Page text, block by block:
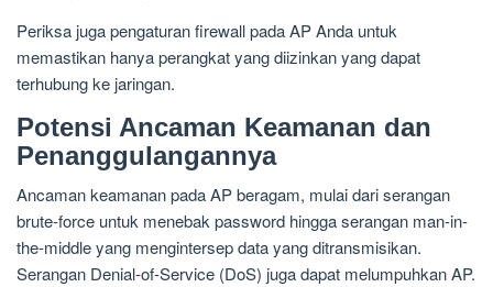
Periksa juga pengaturan firewall pada AP Anda untuk
memastikan hanya perangkat yang diizinkan yang dapat
terhubung ke jaringan.
Potensi Ancaman Keamanan dan
Penanggulangannya
Ancaman keamanan pada AP beragam, mulai dari serangan
brute-force untuk menebak password hingga serangan man-in-
the-middle yang mengintersep data yang ditransmisikan.
Serangan Denial-of-Service (DoS) juga dapat melumpuhkan AP.